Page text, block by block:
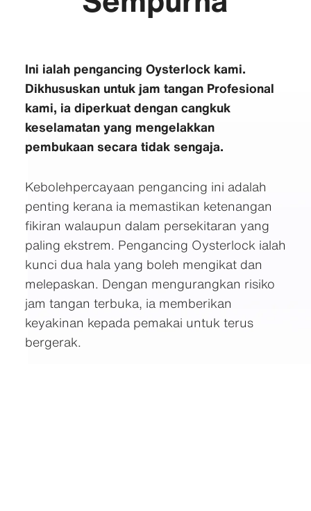
Ini ialah pengancing Oysterlock kami.
Dikhususkan untuk jam tangan Profesional
kami, ia diperkuat dengan cangkuk
keselamatan yang mengelakkan
pembukaan secara tidak sengaja.
Kebolehpercayaan pengancing ini adalah
penting kerana ia memastikan ketenangan
fikiran walaupun dalam persekitaran yang
paling ekstrem. Pengancing Oysterlock ialah
kunci dua hala yang boleh mengikat dan
melepaskan. Dengan mengurangkan risiko
jam tangan terbuka, ia memberikan
keyakinan kepada pemakai untuk terus
bergerak.